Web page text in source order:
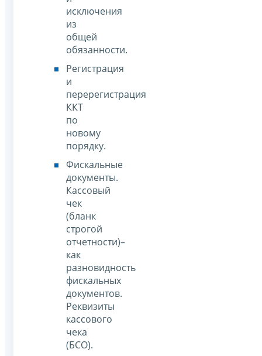
исключения
из
общей
обязанности.
Регистрация
и
перерегистрация
ККТ
по
новому
порядку.
Фискальные
документы.
Кассовый
чек
(бланк
строгой
отчетности)–
как
разновидность
фискальных
документов.
Реквизиты
кассового
чека
(БСО).